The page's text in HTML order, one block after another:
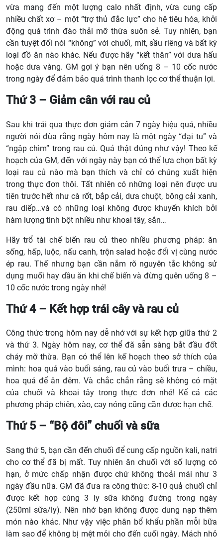
vừa mang đến một lượng calo nhất định, vừa cung cấp
nhiều chất xơ – một “trợ thủ đắc lực” cho hệ tiêu hóa, khởi
động quá trình đào thải mỡ thừa suôn sẻ. Tuy nhiên, bạn
cần tuyệt đối nói “không” với chuối, mít, sầu riêng và bất kỳ
loại đồ ăn nào khác. Nếu được hãy “kết thân” với dưa hấu
hoặc dưa vàng. GM gợi ý bạn nên uống 8 – 10 cốc nước
trong ngày để đảm bảo quá trình thanh lọc cơ thể thuận lợi.
Thứ 3 – Giảm cân với rau củ
Sau khi trải qua thực đơn giảm cân 7 ngày hiệu quả, nhiều
người nói đùa rằng ngày hôm nay là một ngày “đại tu” và
“ngập chìm” trong rau củ. Quả thật đúng như vậy! Theo kế
hoạch của GM, đến với ngày này bạn có thể lựa chọn bất kỳ
loại rau củ nào mà bạn thích và chỉ có chúng xuất hiện
trong thực đơn thôi. Tất nhiên có những loại nên được ưu
tiên trước hết như cà rốt, bắp cải, dưa chuột, bông cải xanh,
rau diếp…và có những loại không được khuyến khích bởi
hàm lượng tinh bột nhiều như khoai tây, sắn…
Hãy trổ tài chế biến rau củ theo nhiều phương pháp: ăn
sống, hấp, luộc, nấu canh, trộn salad hoặc đổi vị cùng nước
ép rau. Thế nhưng bạn cần nắm rõ nguyên tắc không sử
dụng muối hay dầu ăn khi chế biến và đừng quên uống 8 –
10 cốc nước trong ngày nhé!
Thứ 4 – Kết hợp trái cây và rau củ
Công thức trong hôm nay dễ nhớ với sự kết hợp giữa thứ 2
và thứ 3. Ngày hôm nay, cơ thể đã sẵn sàng bắt đầu đốt
cháy mỡ thừa. Bạn có thể lên kế hoạch theo sở thích của
mình: hoa quả vào buổi sáng, rau củ vào buổi trưa – chiều,
hoa quả để ăn đêm. Và chắc chắn rằng sẽ không có mặt
của chuối và khoai tây trong thực đơn nhé! Kể cả các
phương pháp chiên, xào, cay nóng cũng cần được hạn chế.
Thứ 5 – “Bộ đôi” chuối và sữa
Sang thứ 5, bạn cần đến chuối để cung cấp nguồn kali, natri
cho cơ thể đã bị mất. Tuy nhiên ăn chuối với số lượng có
hạn, ở mức chấp nhận được chứ không thoải mái như 3
ngày đầu nữa. GM đã đưa ra công thức: 8-10 quả chuối chỉ
được kết hợp cùng 3 ly sữa không đường trong ngày
(250ml sữa/ly). Nên nhớ bạn không được dung nạp thêm
món nào khác. Như vậy việc phân bổ khẩu phần mỗi bữa
làm sao để không bị mệt mỏi cho đến cuối ngày. Mách nhỏ